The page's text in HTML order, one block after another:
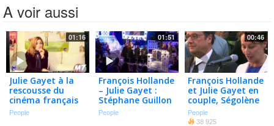
A voir aussi
01:16
Julie Gayet à la
rescousse du
cinéma français
People
01:51
François Hollande
– Julie Gayet :
Stéphane Guillon
assure qu'il ne
savait rien dans
People
00:46
François Hollande
et Julie Gayet en
couple, Ségolène
Royal a "savouré
cette vengeance"
People
38 925